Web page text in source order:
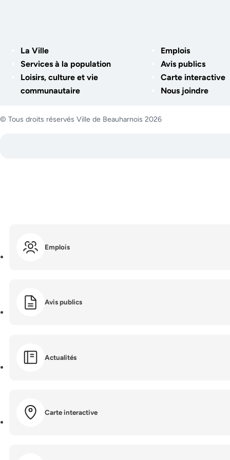
La Ville
Services à la population
Loisirs, culture et vie
communautaire
Emplois
Avis publics
Carte interactive
Nous joindre
© Tous droits réservés Ville de Beauharnois 2026
Emplois
Avis publics
Actualités
Carte interactive